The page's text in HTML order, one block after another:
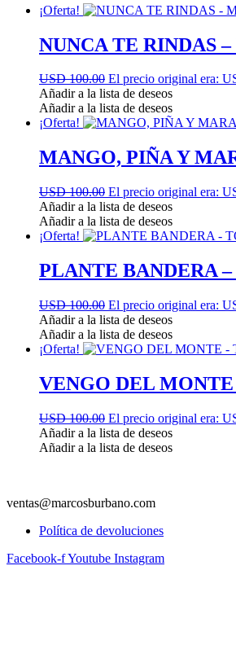
¡Oferta!
NUNCA TE RINDAS
USD 100.00 El precio original era:
Añadir a la lista de deseos
Añadir a la lista de deseos
¡Oferta!
MANGO, PIÑA Y
USD 100.00 El precio original era:
Añadir a la lista de deseos
Añadir a la lista de deseos
¡Oferta!
PLANTE BANDERA
USD 100.00 El precio original era:
Añadir a la lista de deseos
Añadir a la lista de deseos
¡Oferta!
VENGO DEL
USD 100.00 El precio original era:
Añadir a la lista de deseos
Añadir a la lista de deseos
ventas@marcosburbano.com
Política de devoluciones
Facebook-fYoutube Instagram